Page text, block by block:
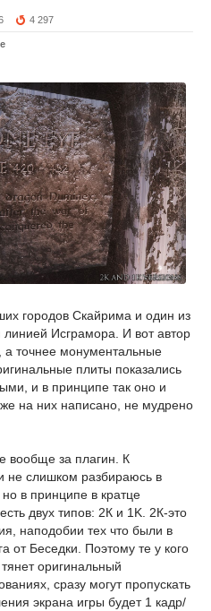
4 297
городов Скайрима и один из
линией Исграмора. И вот автор
а точнее монументальные
плиты показались
и в принципе так оно и
на них написано, не мудрено
вообще за плагин. К
не слишком разбираюсь в
но в принципе в кратце
двух типов: 2К и 1K. 2К-это
наподобии тех что были в
от Беседки. Поэтому те у кого
оригинальный
сразу могут пропускать
экрана игры будет 1 кадр/